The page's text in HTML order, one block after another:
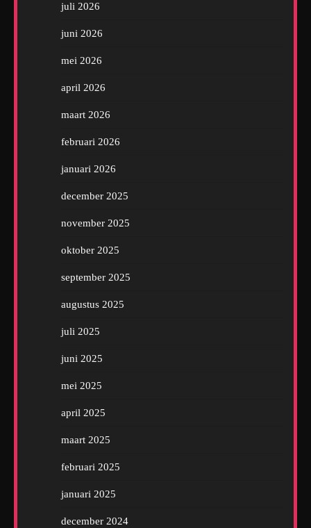
juli 2026
juni 2026
mei 2026
april 2026
maart 2026
februari 2026
januari 2026
december 2025
november 2025
oktober 2025
september 2025
augustus 2025
juli 2025
juni 2025
mei 2025
april 2025
maart 2025
februari 2025
januari 2025
december 2024